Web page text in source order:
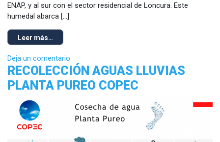
ENAP, y al sur con el sector residencial de Loncura. Este
humedal abarca […]
Leer más…
Deja un comentario
RECOLECCIÓN AGUAS LLUVIAS
PLANTA PUREO COPEC